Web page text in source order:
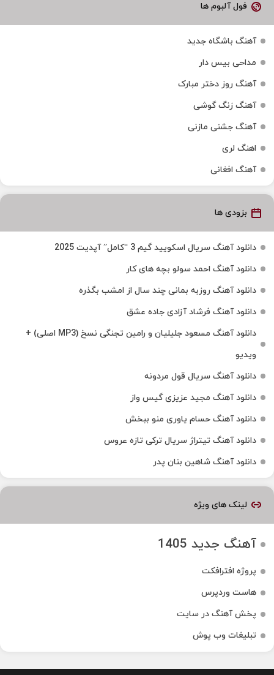
فول آلبوم ها
آهنگ باشگاه جدید
مداحی بیس دار
آهنگ روز دختر مبارک
آهنگ زنگ گوشی
آهنگ جشنی مازنی
اهنگ لری
آهنگ افغانی
بزودی ها
دانلود آهنگ سریال اسکویید گیم 3 “کامل” آپدیت 2025
دانلود آهنگ احمد سولو بچه های کار
دانلود آهنگ روزبه بمانی چند سال از امشب بگذره
دانلود آهنگ فرشاد آزادی جاده عشق
دانلود آهنگ مسعود جلیلیان و رامین تجنگی نسخ (MP3 اصلی) +
ویدیو
دانلود آهنگ سریال قول مردونه
دانلود آهنگ مجید عزیزی گیس واز
دانلود آهنگ حسام یاوری منو ببخش
دانلود آهنگ تیتراژ سریال ترکی تازه عروس
دانلود آهنگ شاهین بنان پدر
لینک های ویژه
آهنگ جدید 1405
پروژه افترافکت
هاست وردپرس
پخش آهنگ در سایت
تبلیغات وب پوش